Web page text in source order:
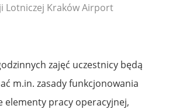
Lotniczej Kraków Airport
zajęć uczestnicy będą
m.in. zasady funkcjonowania
elementy pracy operacyjnej,